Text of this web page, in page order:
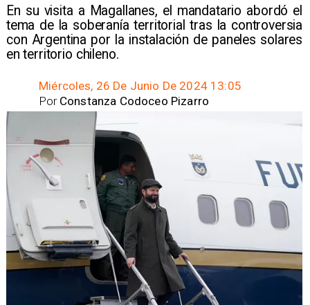
En su visita a Magallanes, el mandatario abordó el
tema de la soberanía territorial tras la controversia
con Argentina por la instalación de paneles solares
en territorio chileno.
Miércoles, 26 De Junio De 2024 13:05
Constanza Codoceo Pizarro
Por